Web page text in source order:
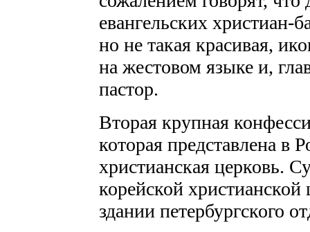
евангельских христиан-
но не такая красивая,
на жестовом языке и,
пастор.
Вторая крупная
которая представлена в
христианская церковь.
корейской
здании петербургского